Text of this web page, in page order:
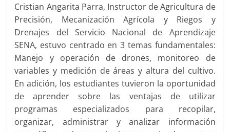
Cristian Angarita Parra, Instructor de Agricultura de
Precisión, Mecanización Agrícola y Riegos y
Drenajes del Servicio Nacional de Aprendizaje
SENA, estuvo centrado en 3 temas fundamentales:
Manejo y operación de drones, monitoreo de
variables y medición de áreas y altura del cultivo.
En adición, los estudiantes tuvieron la oportunidad
de aprender sobre las ventajas de utilizar
programas especializados para recopilar,
organizar, administrar y analizar información